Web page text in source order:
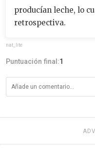
producían leche, lo
retrospectiva.
nat_lite
Puntuación final:1